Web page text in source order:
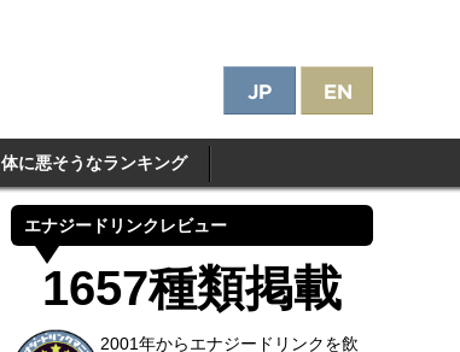
体に悪そうなランキング
エナジードリンクレビュー
1657種類掲載
2001年からエナジードリンクを飲